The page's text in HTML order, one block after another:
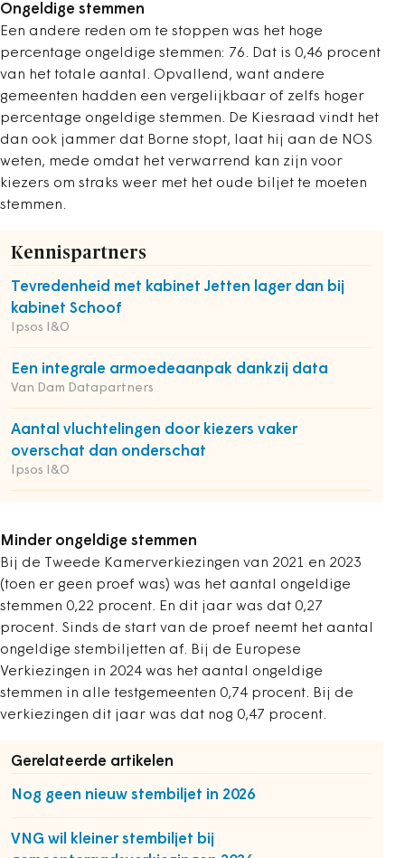
Ongeldige stemmen
Een andere reden om te stoppen was het hoge
percentage ongeldige stemmen: 76. Dat is 0,46 procent
van het totale aantal. Opvallend, want andere
gemeenten hadden een vergelijkbaar of zelfs hoger
percentage ongeldige stemmen. De Kiesraad vindt het
dan ook jammer dat Borne stopt, laat hij aan de NOS
weten, mede omdat het verwarrend kan zijn voor
kiezers om straks weer met het oude biljet te moeten
stemmen.
Kennispartners
Tevredenheid met kabinet Jetten lager dan bij
kabinet Schoof
Ipsos I&O
Een integrale armoedeaanpak dankzij data
Van Dam Datapartners
Aantal vluchtelingen door kiezers vaker
overschat dan onderschat
Ipsos I&O
Minder ongeldige stemmen
Bij de Tweede Kamerverkiezingen van 2021 en 2023
(toen er geen proef was) was het aantal ongeldige
stemmen 0,22 procent. En dit jaar was dat 0,27
procent. Sinds de start van de proef neemt het aantal
ongeldige stembiljetten af. Bij de Europese
Verkiezingen in 2024 was het aantal ongeldige
stemmen in alle testgemeenten 0,74 procent. Bij de
verkiezingen dit jaar was dat nog 0,47 procent.
Gerelateerde artikelen
Nog geen nieuw stembiljet in 2026
VNG wil kleiner stembiljet bij